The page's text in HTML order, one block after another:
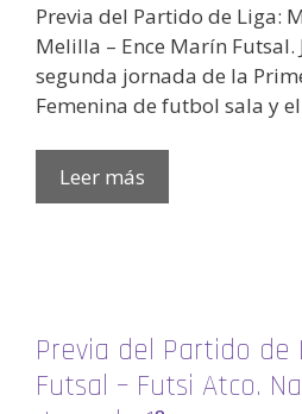
Previa del Partido de Liga:
Melilla – Ence Marín Futsal.
segunda jornada de la
Femenina de futbol sala y
Leer más
Previa del Partido de
Futsal – Futsi Atco.